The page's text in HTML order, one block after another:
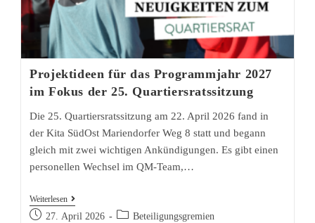
Projektideen für das Programmjahr 2027
im Fokus der 25. Quartiersratssitzung
Die 25. Quartiersratssitzung am 22. April 2026 fand in
der Kita SüdOst Mariendorfer Weg 8 statt und begann
gleich mit zwei wichtigen Ankündigungen. Es gibt einen
personellen Wechsel im QM-Team,…
Weiterlesen
Projektideen
für
Beitrag27. April 2026
Beitrags-
Beteiligungsgremien